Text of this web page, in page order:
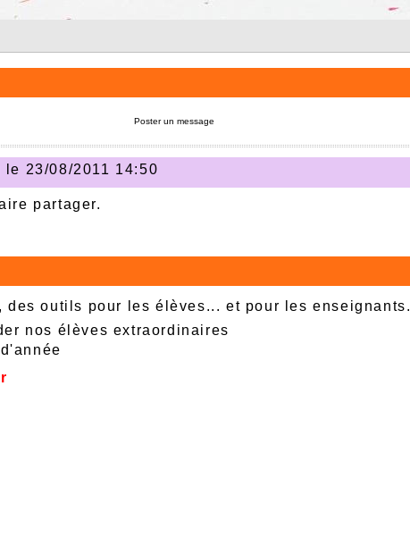
Poster un message
le 23/08/2011 14:50
partager.
des outils pour les élèves... et pour les enseignants.
nos élèves extraordinaires